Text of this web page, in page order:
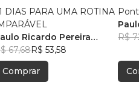
DIAS PARA UMA ROTINA
Ricardo Pereira
67,68R$ 53,58
Comprar
R$